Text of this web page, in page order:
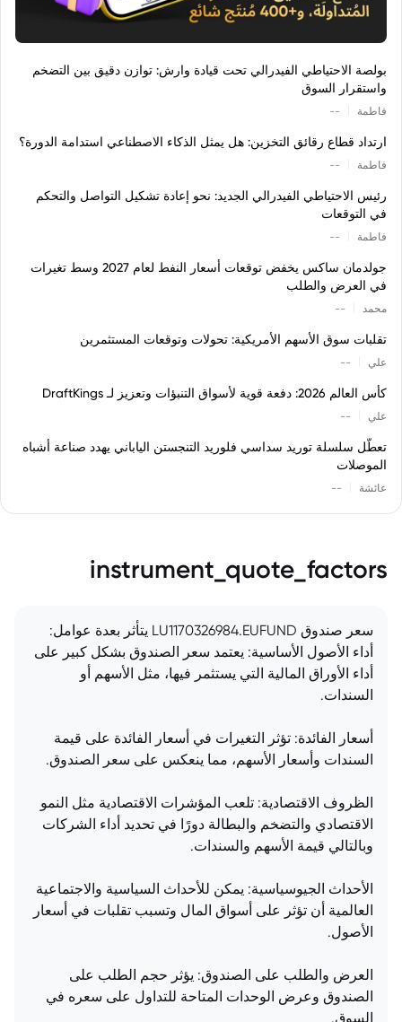
بولصة الاحتياطي الفيدرالي تحت قيادة وارش: توازن دقيق بين التضخم
واستقرار السوق
فاطمة --
ارتداد قطاع رقائق التخزين: هل يمثل الذكاء الاصطناعي استدامة الدورة؟
فاطمة --
رئيس الاحتياطي الفيدرالي الجديد: نحو إعادة تشكيل التواصل والتحكم
في التوقعات
فاطمة --
جولدمان ساكس يخفض توقعات أسعار النفط لعام 2027 وسط تغيرات
في العرض والطلب
محمد --
تقلبات سوق الأسهم الأمريكية: تحولات وتوقعات المستثمرين
علي --
كأس العالم 2026: دفعة قوية لأسواق التنبؤات وتعزيز لـ DraftKings
علي --
تعطّل سلسلة توريد سداسي فلوريد التنجستن الياباني يهدد صناعة أشباه
الموصلات
عائشة --
instrument_quote_factors
سعر صندوق LU1170326984.EUFUND يتأثر بعدة عوامل:
أداء الأصول الأساسية: يعتمد سعر الصندوق بشكل كبير على
أداء الأوراق المالية التي يستثمر فيها، مثل الأسهم أو
السندات.
أسعار الفائدة: تؤثر التغيرات في أسعار الفائدة على قيمة
السندات وأسعار الأسهم، مما ينعكس على سعر الصندوق.
الظروف الاقتصادية: تلعب المؤشرات الاقتصادية مثل النمو
الاقتصادي والتضخم والبطالة دورًا في تحديد أداء الشركات
وبالتالي قيمة الأسهم والسندات.
الأحداث الجيوسياسية: يمكن للأحداث السياسية والاجتماعية
العالمية أن تؤثر على أسواق المال وتسبب تقلبات في أسعار
الأصول.
العرض والطلب على الصندوق: يؤثر حجم الطلب على
الصندوق وعرض الوحدات المتاحة للتداول على سعره في
السوق.